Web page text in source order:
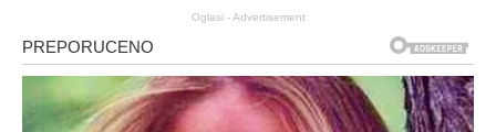
Oglasi - Advertisement